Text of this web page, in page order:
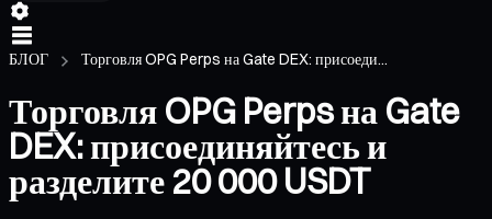
БЛОГ Торговля OPG Perps на Gate DEX: присоеди...
Торговля OPG Perps на Gate
DEX: присоединяйтесь и
разделите 20 000 USDT